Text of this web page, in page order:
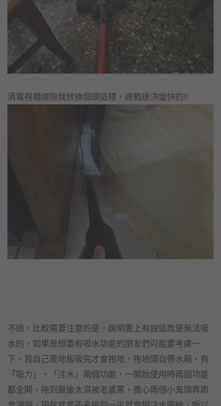
清電視櫃縫隙我就換個頭這樣，速戰速決蠻快的!!
不過，比較需要注意的是，說明書上有說這款是無法吸
水的，如果是想要有吸水功能的朋友們可能要考慮一
下。我自己是地板吸完才會拖地，拖地頭自帶水箱，有
「吸力」、「注水」兩個功能，一開始使用時兩個功能
都全開，拖到最後太濕被老婆罵，擔心兩個小鬼頭奔跑